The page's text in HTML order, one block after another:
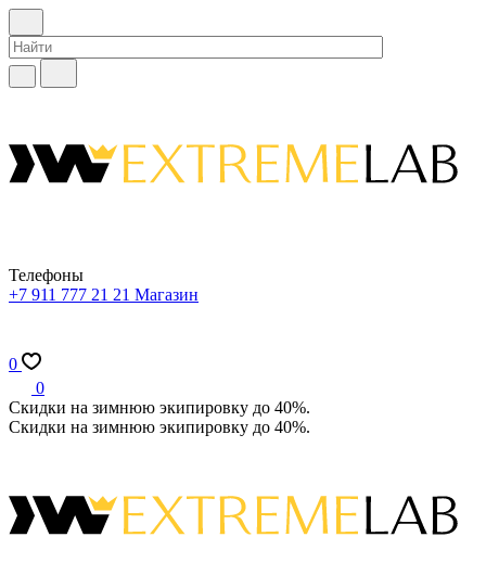
Телефоны
+7 911 777 21 21 Магазин
0
0
Скидки на зимнюю экипировку до 40%.
Скидки на зимнюю экипировку до 40%.